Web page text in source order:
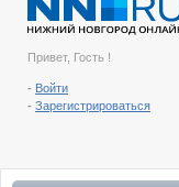
Привет, Гость !
- Войти
- Зарегистрироваться